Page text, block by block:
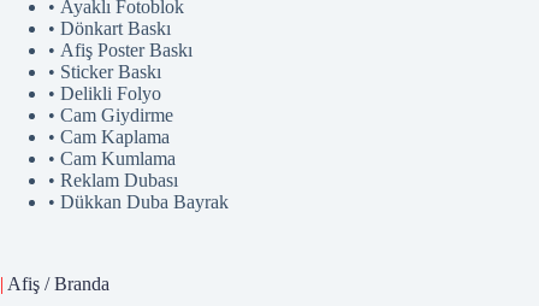
• Ayaklı Fotoblok
• Dönkart Baskı
• Afiş Poster Baskı
• Sticker Baskı
• Delikli Folyo
• Cam Giydirme
• Cam Kaplama
• Cam Kumlama
• Reklam Dubası
• Dükkan Duba Bayrak
| Afiş / Branda